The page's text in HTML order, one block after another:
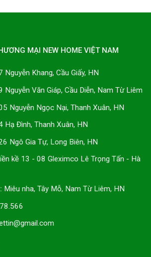
MẠI NEW HOME VIỆT NAM
Nguyễn Khang, Cầu Giấy, HN
Nguyễn Văn Giáp, Cầu Diễn, Nam Từ Liêm
Nguyễn Ngọc Nại, Thanh Xuân, HN
Hạ Đình, Thanh Xuân, HN
Ngô Gia Tự, Long Biên, HN
kề 13 - 08 Gleximco Lê Trọng Tấn - Hà
Miêu nha, Tây Mỗ, Nam Từ Liêm, HN